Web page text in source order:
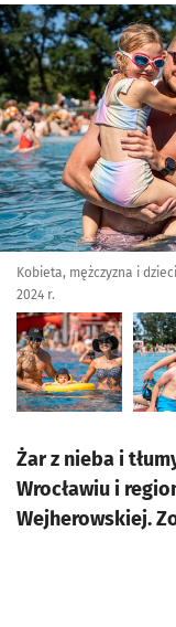
Kliknij, aby zobaczyć
Kobieta, mężczyzna i
2024 r.
Żar z nieba i
Wrocławiu i
Wejherowskiej.